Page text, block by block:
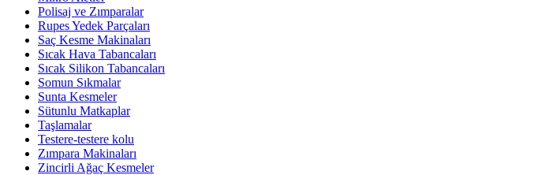
Polisaj ve Zımparalar
Rupes Yedek Parçaları
Saç Kesme Makinaları
Sıcak Hava Tabancaları
Sıcak Silikon Tabancaları
Somun Sıkmalar
Sunta Kesmeler
Sütunlu Matkaplar
Taşlamalar
Testere-testere kolu
Zımpara Makinaları
Zincirli Ağaç Kesmeler